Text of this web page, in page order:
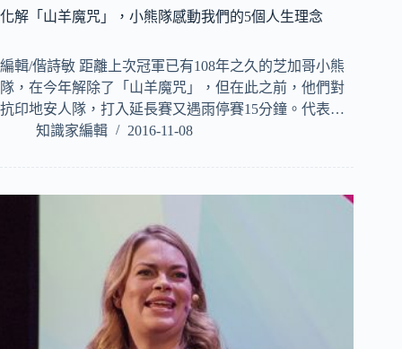
化解「山羊魔咒」，小熊隊感動我們的5個人生理念
編輯/偕詩敏 距離上次冠軍已有108年之久的芝加哥小熊
隊，在今年解除了「山羊魔咒」，但在此之前，他們對
抗印地安人隊，打入延長賽又遇雨停賽15分鐘。代表…
知識家編輯
2016-11-08